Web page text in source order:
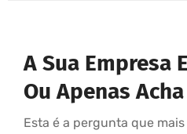
A Sua Empresa
Ou Apenas
Esta é a pergunta que